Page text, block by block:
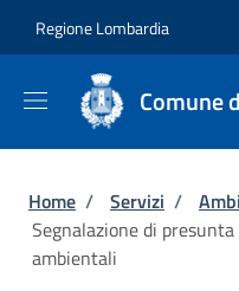
Regione Lombardia
Comune
Briciole di
Home / Servizi /
Segnalazione di
ambientali